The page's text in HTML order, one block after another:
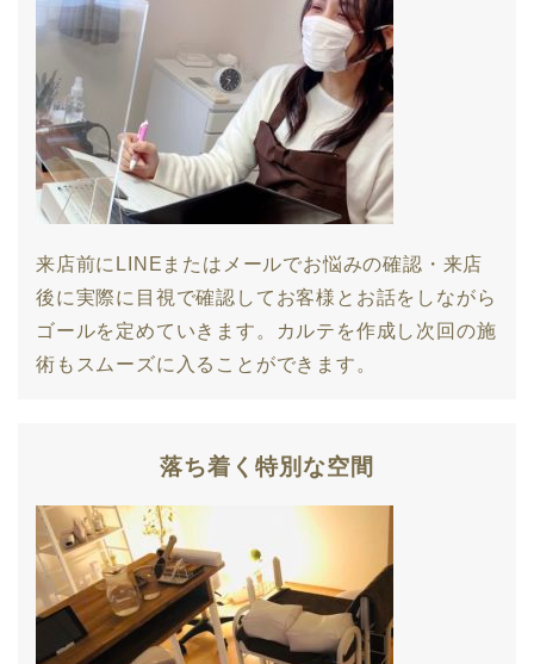
来店前にLINEまたはメールでお悩みの確認・来店
後に実際に目視で確認してお客様とお話をしながら
ゴールを定めていきます。カルテを作成し次回の施
術もスムーズに入ることができます。
落ち着く特別な空間